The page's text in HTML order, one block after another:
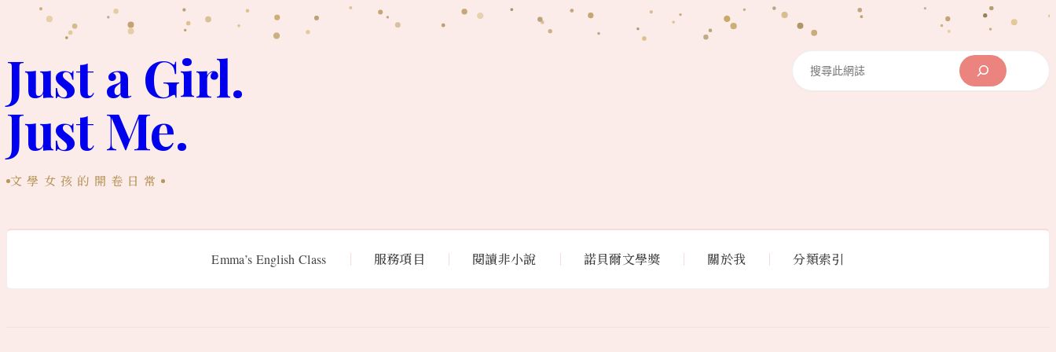
要
內
容
Just a Girl.
Just Me.
文學女孩的開卷日常
Search
Emma’s English Class 服務項目 閱讀非小說 諾貝爾文學獎 關於我 分類索引